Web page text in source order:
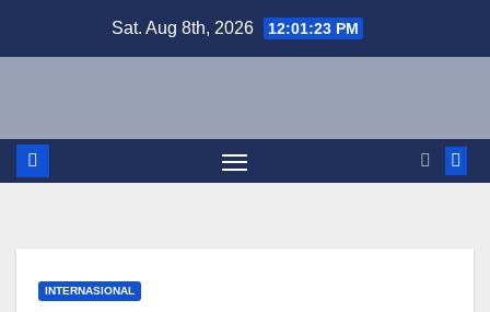
Sat. Aug 8th, 2026 12:01:24 PM
INTERNASIONAL